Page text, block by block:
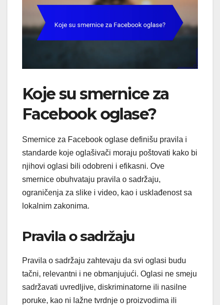
Koje su smernice za
Facebook oglase?
Smernice za Facebook oglase definišu pravila i
standarde koje oglašivači moraju poštovati kako bi
njihovi oglasi bili odobreni i efikasni. Ove
smernice obuhvataju pravila o sadržaju,
ograničenja za slike i video, kao i usklađenost sa
lokalnim zakonima.
Pravila o sadržaju
Pravila o sadržaju zahtevaju da svi oglasi budu
tačni, relevantni i ne obmanjujući. Oglasi ne smeju
sadržavati uvredljive, diskriminatorne ili nasilne
poruke, kao ni lažne tvrdnje o proizvodima ili